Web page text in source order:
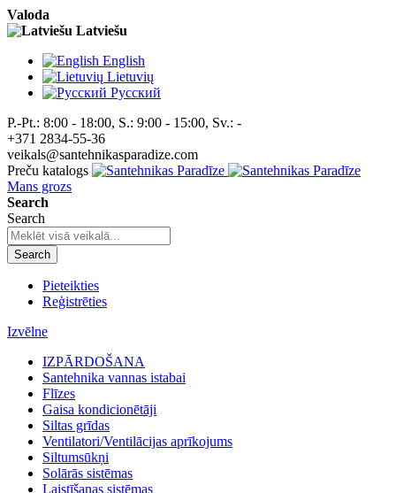
Valoda
Latviešu
English
Lietuvių
Pусский
P.-Pt.: 8:00 - 18:00, S.: 9:00 - 15:00, Sv.: -
+371 2834-55-36
veikals@santehnikasparadize.com
Preču katalogs
Mans grozs
Search
Search
Search
Pieteikties
Reģistrēties
Izvēlne
IZPĀRDOŠANA
Santehnika vannas istabai
Flīzes
Gaisa kondicionētāji
Siltas grīdas
Ventilatori/Ventilācijas aprīkojums
Siltumsūkņi
Solārās sistēmas
Laistīšanas sistēmas